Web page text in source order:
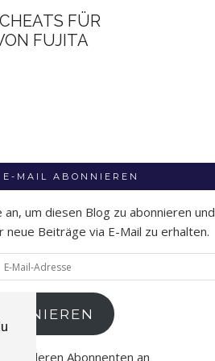
FÜR
FUJITA
MAIL ABONNIEREN
um diesen Blog zu abonnieren und
neue Beiträge via E-Mail zu erhalten.
52 anderen Abonnenten an